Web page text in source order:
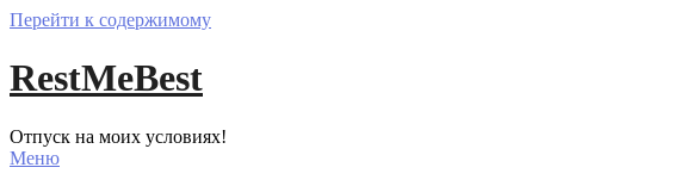
Перейти к содержимому
RestMeBest
Отпуск на моих условиях!
Меню